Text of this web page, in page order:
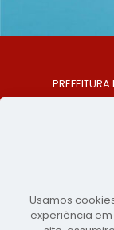
Centro,
E-
Copyright
Usamos
experiência em